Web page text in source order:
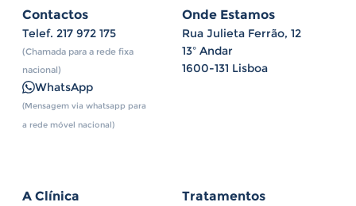
Contactos
Telef. 217 972 175
(Chamada para a rede fixa
nacional)
WhatsApp
(Mensagem via whatsapp para
a rede móvel nacional)
Onde Estamos
Rua Julieta Ferrão, 12
13º Andar
1600-131 Lisboa
A Clínica Tratamentos